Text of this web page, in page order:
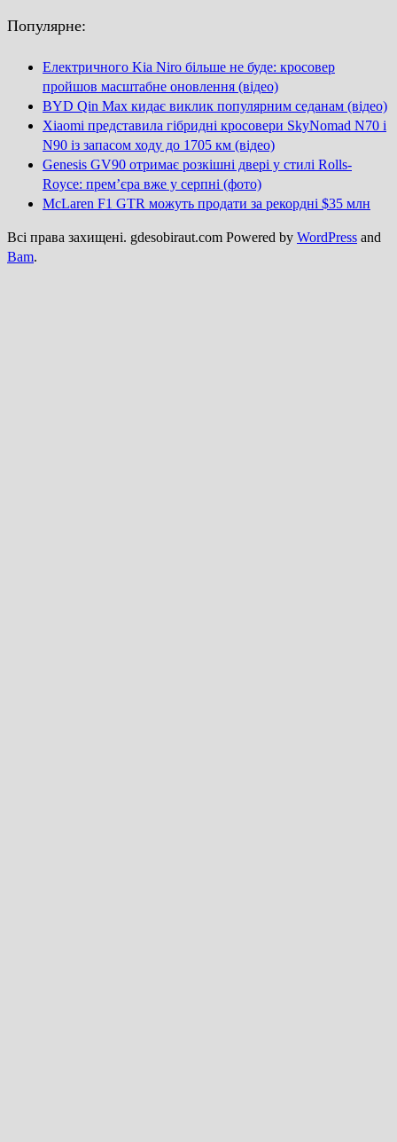
Популярне:
Електричного Kia Niro більше не буде: кросовер
пройшов масштабне оновлення (відео)
BYD Qin Max кидає виклик популярним седанам (відео)
Xiaomi представила гібридні кросовери SkyNomad N70 і
N90 із запасом ходу до 1705 км (відео)
Genesis GV90 отримає розкішні двері у стилі Rolls-
Royce: прем’єра вже у серпні (фото)
McLaren F1 GTR можуть продати за рекордні $35 млн
Всі права захищені. gdesobiraut.com Powered by WordPress and
Bam.